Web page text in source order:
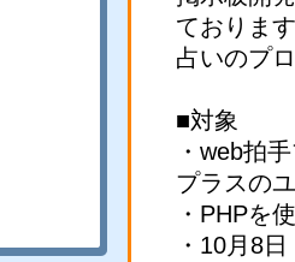
ておりま
占いのプ
■対象
・web拍
プラスの
・PHPを
・10月8